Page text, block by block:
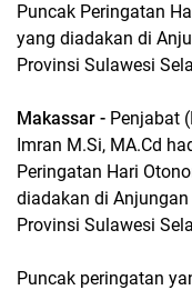
Puncak Peringatan
yang diadakan di
Provinsi Sulawesi
Makassar - Penjabat
Imran M.Si, MA.Cd
Peringatan Hari
diadakan di
Provinsi Sulawesi
Puncak peringatan